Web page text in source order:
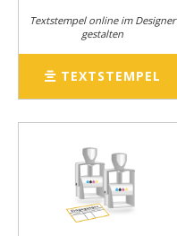
Textstempel online im Designer
gestalten
TEXTSTEMPEL